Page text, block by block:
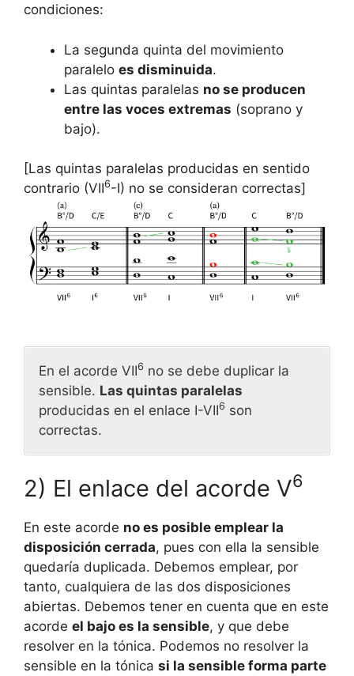
condiciones:
La segunda quinta del movimiento
paralelo es disminuida.
Las quintas paralelas no se producen
entre las voces extremas (soprano y
bajo).
[Las quintas paralelas producidas en sentido
contrario (VII6-I) no se consideran correctas]
En el acorde VII6 no se debe duplicar la
sensible. Las quintas paralelas
producidas en el enlace I-VII6 son
correctas.
2) El enlace del acorde V6
En este acorde no es posible emplear la
disposición cerrada, pues con ella la sensible
quedaría duplicada. Debemos emplear, por
tanto, cualquiera de las dos disposiciones
abiertas. Debemos tener en cuenta que en este
acorde el bajo es la sensible, y que debe
resolver en la tónica. Podemos no resolver la
sensible en la tónica si la sensible forma parte